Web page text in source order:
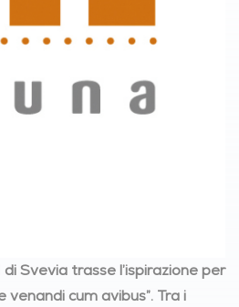
Svevia trasse l’ispirazione per
cum avibus”. Tra i